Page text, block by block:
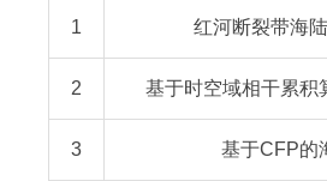
1 红河断裂带海
2 基于时空域相干累积
3 基于CFP的